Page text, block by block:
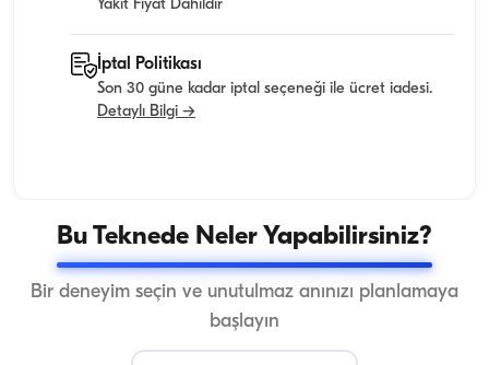
Yakıt Fiyat Dahildir
İptal Politikası
Son 30 güne kadar iptal seçeneği ile ücret iadesi.
Detaylı Bilgi →
Bu Teknede Neler Yapabilirsiniz?
Bir deneyim seçin ve unutulmaz anınızı planlamaya
başlayın